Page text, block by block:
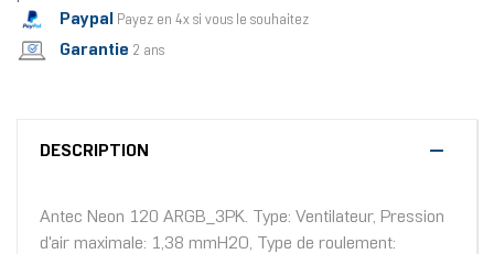
Paypal Payez en 4x si vous le souhaitez
Garantie 2 ans
DESCRIPTION
Antec Neon 120 ARGB_3PK. Type: Ventilateur, Pression
d'air maximale: 1,38 mmH2O, Type de roulement: